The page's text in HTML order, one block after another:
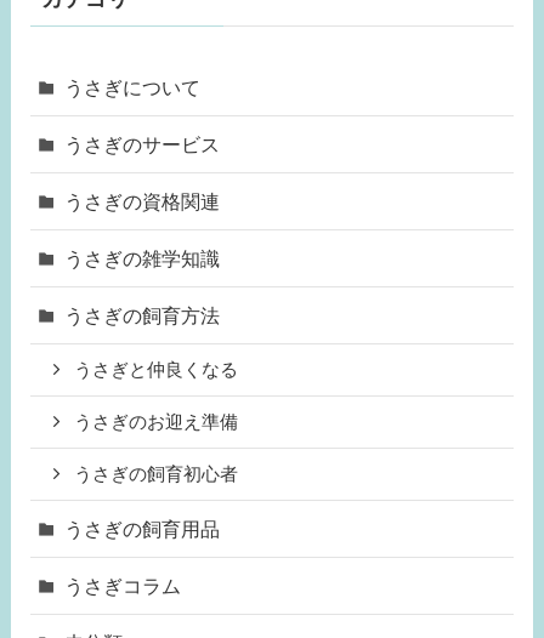
うさぎについて
うさぎのサービス
うさぎの資格関連
うさぎの雑学知識
うさぎの飼育方法
うさぎと仲良くなる
うさぎのお迎え準備
うさぎの飼育初心者
うさぎの飼育用品
うさぎコラム